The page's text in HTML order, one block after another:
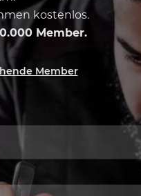
kostenlos.
Member.
Member